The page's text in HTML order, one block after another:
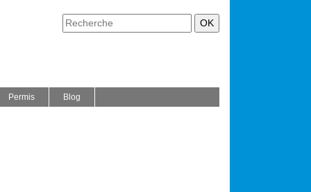
Permis Blog